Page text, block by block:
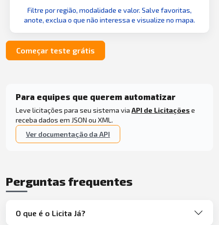
Filtre por região, modalidade e valor. Salve favoritas,
anote, exclua o que não interessa e visualize no mapa.
Começar teste grátis
Para equipes que querem automatizar
Leve licitações para seu sistema via API de Licitaçõese
receba dados em JSON ou XML.
Ver documentação da API
Perguntas frequentes
O que é o Licita Já?